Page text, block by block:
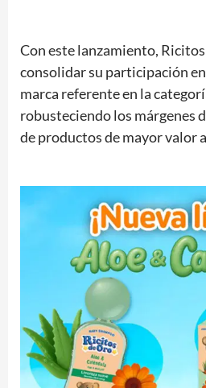
Con este lanzamiento,
consolidar su participación
marca referente en la
robusteciendo los márgenes
de productos de mayor valor